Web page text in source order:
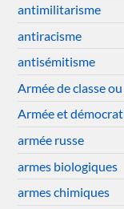
antimilitarisme
antiracisme
antisémitisme
Armée de classe
Armée et
armée russe
armes biologiques
armes chimiques